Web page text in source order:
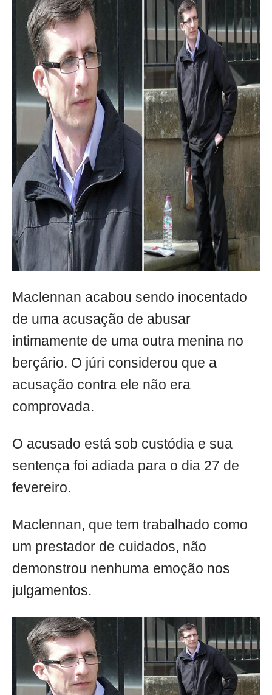
Maclennan acabou sendo inocentado
de uma acusação de abusar
intimamente de uma outra menina no
berçário. O júri considerou que a
acusação contra ele não era
comprovada.
O acusado está sob custódia e sua
sentença foi adiada para o dia 27 de
fevereiro.
Maclennan, que tem trabalhado como
um prestador de cuidados, não
demonstrou nenhuma emoção nos
julgamentos.